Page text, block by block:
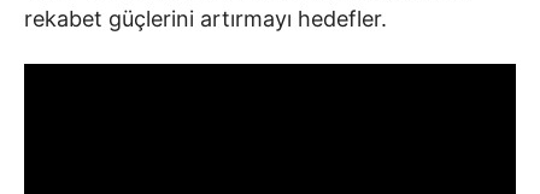
rekabet güçlerini artırmayı hedefler.